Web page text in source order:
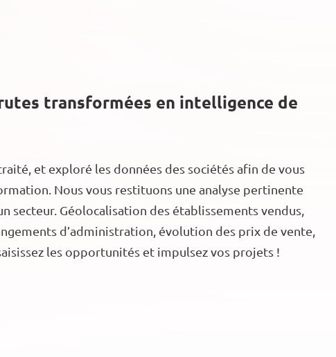
transformées en intelligence de
et exploré les données des sociétés afin de vous
Nous vous restituons une analyse pertinente
secteur. Géolocalisation des établissements vendus,
d’administration, évolution des prix de vente,
les opportunités et impulsez vos projets !